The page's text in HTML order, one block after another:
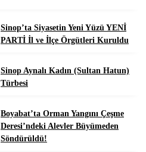
Sinop’ta Siyasetin Yeni Yüzü YENİ
PARTİ İl ve İlçe Örgütleri Kuruldu
Sinop Aynalı Kadın (Sultan Hatun)
Türbesi
Boyabat’ta Orman Yangını Çeşme
Deresi’ndeki Alevler Büyümeden
Söndürüldü!